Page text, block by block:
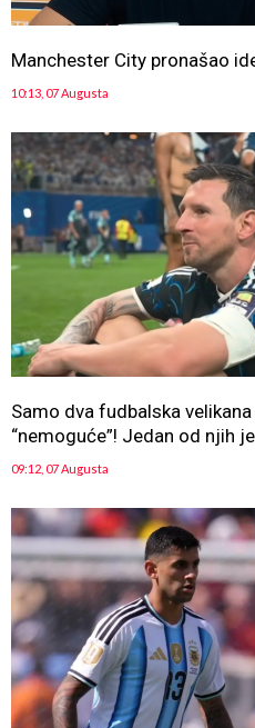
Manchester City pronašao
10:13, 07 Augusta
Samo dva fudbalska
“nemoguće”! Jedan od njih
09:12, 07 Augusta